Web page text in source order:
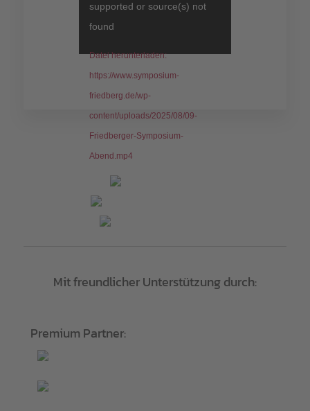
supported or source(s) not
found
Datei herunterladen:
https://www.symposium-
friedberg.de/wp-
content/uploads/2025/08/09-
Friedberger-Symposium-
Abend.mp4
Mit freundlicher Unterstützung durch:
Premium Partner: